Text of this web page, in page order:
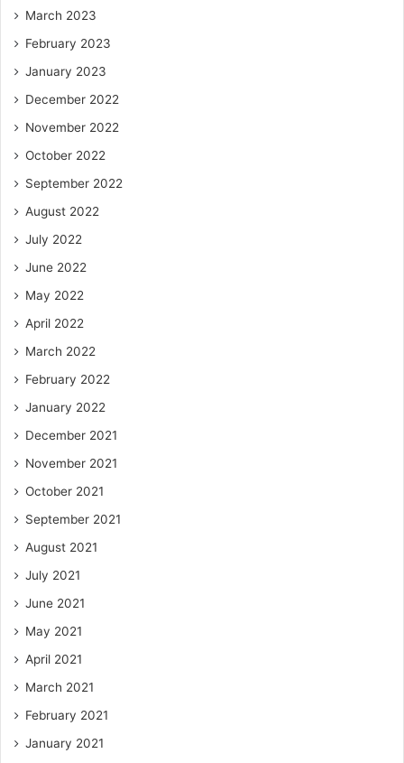
March 2023
February 2023
January 2023
December 2022
November 2022
October 2022
September 2022
August 2022
July 2022
June 2022
May 2022
April 2022
March 2022
February 2022
January 2022
December 2021
November 2021
October 2021
September 2021
August 2021
July 2021
June 2021
May 2021
April 2021
March 2021
February 2021
January 2021